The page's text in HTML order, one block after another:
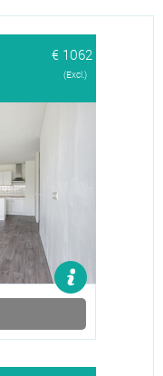
€ 1062
(Excl.)